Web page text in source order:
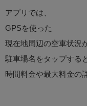
アプリでは、
GPSを使った
現在地周辺の空車状況
駐車場名をタップする
時間料金や最大料金の